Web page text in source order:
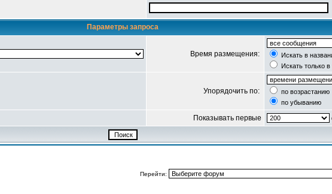
Параметры запроса
Время размещения:
Искать в
Искать только
Упорядочить по:
по возрастанию
по убыванию
Показывать первые
Перейти: